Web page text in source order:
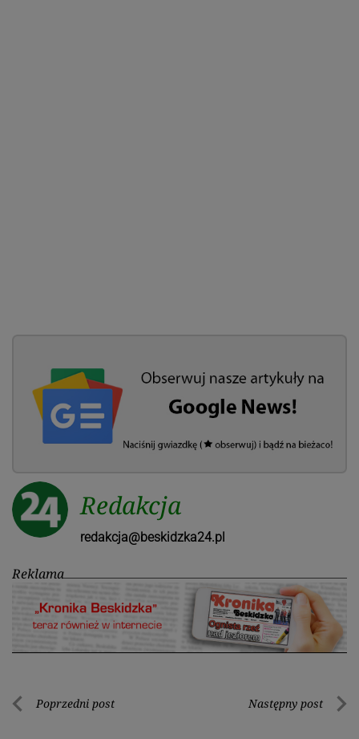
Redakcja
redakcja@beskidzka24.pl
Reklama
Nawigacja
Poprzedni post Następny post